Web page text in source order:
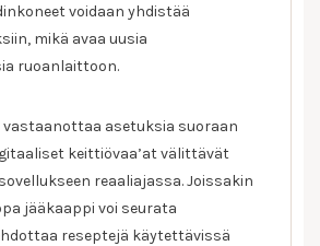
voidaan yhdistää
mikä avaa uusia
ruoanlaittoon.
vastaanottaa asetuksia suoraan
keittiövaa’at välittävät
reaaliajassa. Joissakin
jääkaappi voi seurata
reseptejä käytettävissä